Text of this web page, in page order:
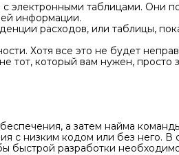
электронными таблицами. Они
информации.
расходов, или таблицы,
Хотя все это не будет
тот, который вам нужен, просто
а затем найма
с низким кодом или без него. В
быстрой разработки